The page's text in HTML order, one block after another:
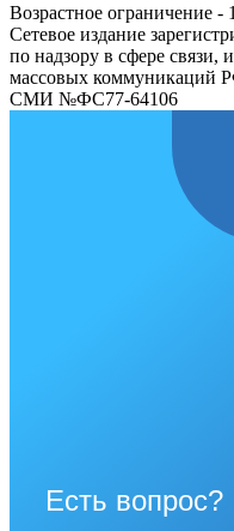
Возрастное ограничение -
Сетевое издание
по надзору в сфере
массовых коммуникаций
СМИ №ФС77-64106
Есть вопрос?